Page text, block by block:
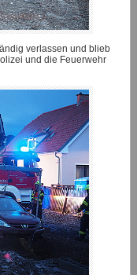
verlassen und blieb
und die Feuerwehr